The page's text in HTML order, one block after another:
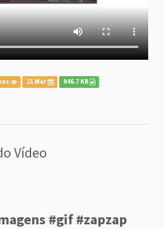
21 Mar 946.7 KB
Vídeo
#gif #zapzap